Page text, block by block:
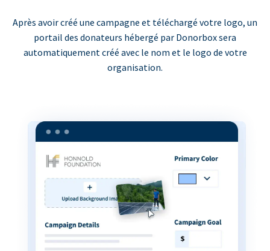
Après avoir créé une campagne et téléchargé votre logo, un
portail des donateurs hébergé par Donorbox sera
automatiquement créé avec le nom et le logo de votre
organisation.